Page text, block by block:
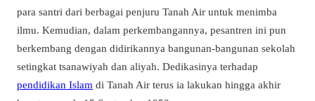
para santri dari berbagai penjuru Tanah Air untuk menimba
ilmu. Kemudian, dalam perkembangannya, pesantren ini pun
berkembang dengan didirikannya bangunan-bangunan sekolah
setingkat tsanawiyah dan aliyah. Dedikasinya terhadap
pendidikan Islam di Tanah Air terus ia lakukan hingga akhir